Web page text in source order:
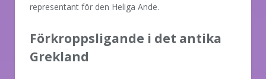
representant för den Heliga Ande.
Förkroppsligande i det antika
Grekland